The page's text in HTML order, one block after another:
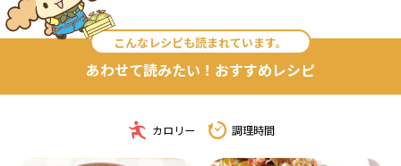
こんなレシピも読まれています。
あわせて読みたい！おすすめレシピ
カロリー 調理時間